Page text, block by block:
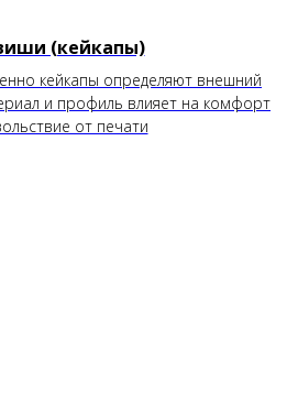
(кейкапы)
кейкапы определяют внешний
и профиль влияет на комфорт
от печати